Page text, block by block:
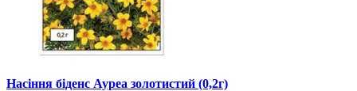
Насіння біденс Ауреа золотистий (0,2г)